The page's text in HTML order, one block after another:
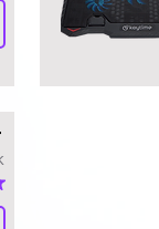
es 4.9 de 5